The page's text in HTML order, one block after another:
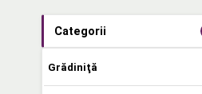
Categorii
Grădiniţă